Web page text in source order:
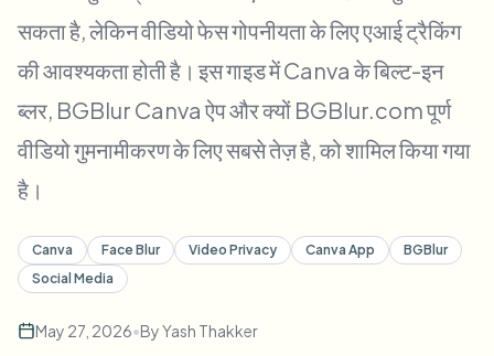
फेस स्वैप - वीडियो
वीडियो इंटेलिजेंस
बल्क वीडियो ब्लर
एक साथ कई वीडियो प्रोसेस करें
बल्क चेहरा ब्लर
हाई-थ्रूपुट पाइपलाइन
एंटरप्राइज़ ज़ोन, नीतियां और समीक्षा
API और SDK
संपर्क फ़ॉर्म
वीडियो इंटेलिजेंस
सकता है, लेकिन वीडियो फेस गोपनीयता के लिए एआई ट्रैकिंग
की आवश्यकता होती है। इस गाइड में Canva के बिल्ट-इन
ब्लर, BGBlur Canva ऐप और क्यों BGBlur.com पूर्ण
वीडियो गुमनामीकरण के लिए सबसे तेज़ है, को शामिल किया गया
है।
Canva Face Blur Video Privacy Canva App
BGBlur
Social Media
May 27, 2026•ByYash Thakker